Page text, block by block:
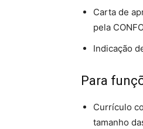
Carta de
pela
Indicação
Para
Currículo
tamanho